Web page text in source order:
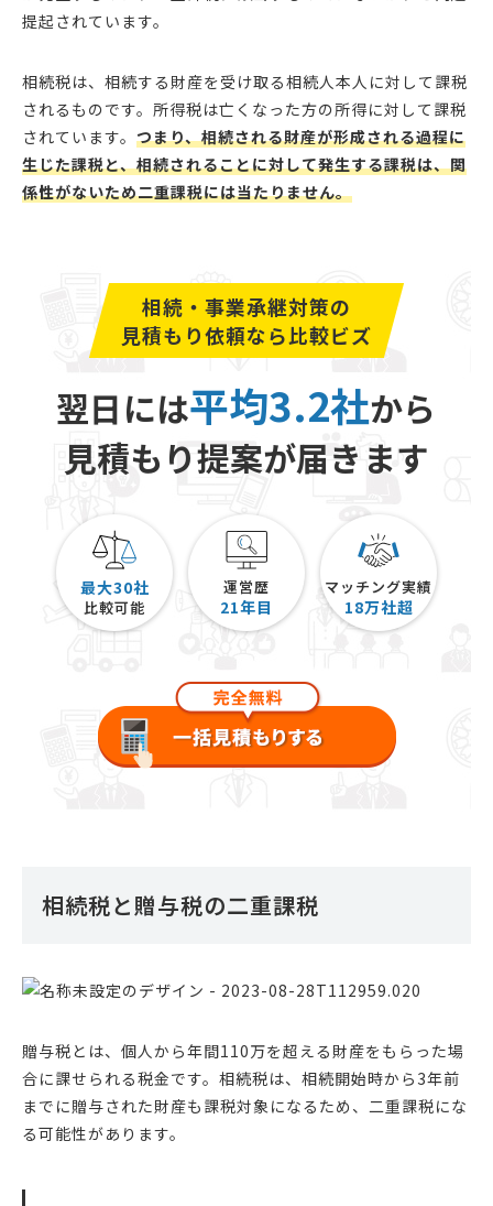
提起されています。
相続税は、相続する財産を受け取る相続人本人に対して課税
されるものです。所得税は亡くなった方の所得に対して課税
されています。 つまり、相続される財産が形成される過程に
生じた課税と、相続されることに対して発生する課税は、関
係性がないため二重課税には当たりません。
相続・事業承継対策の
見積もり依頼なら比較ビズ
翌日には平均3.2社から
見積もり提案が届きます
最大30社
比較可能
運営歴
21年目
マッチング実績
18万社超
相続税と贈与税の二重課税
贈与税とは、個人から年間110万を超える財産をもらった場
合に課せられる税金です。相続税は、相続開始時から3年前
までに贈与された財産も課税対象になるため、二重課税にな
る可能性があります。